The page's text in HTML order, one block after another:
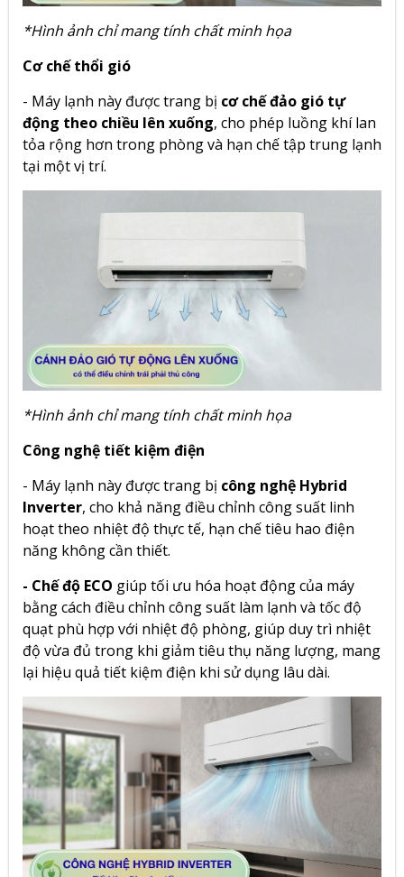
*Hình ảnh chỉ mang tính chất minh họa
Cơ chế thổi gió
- Máy lạnh này được trang bị cơ chế đảo gió tự
động theo chiều lên xuống, cho phép luồng khí lan
tỏa rộng hơn trong phòng và hạn chế tập trung lạnh
tại một vị trí.
*Hình ảnh chỉ mang tính chất minh họa
Công nghệ tiết kiệm điện
- Máy lạnh này được trang bị công nghệ Hybrid
Inverter, cho khả năng điều chỉnh công suất linh
hoạt theo nhiệt độ thực tế, hạn chế tiêu hao điện
năng không cần thiết.
- Chế độ ECO giúp tối ưu hóa hoạt động của máy
bằng cách điều chỉnh công suất làm lạnh và tốc độ
quạt phù hợp với nhiệt độ phòng, giúp duy trì nhiệt
độ vừa đủ trong khi giảm tiêu thụ năng lượng, mang
lại hiệu quả tiết kiệm điện khi sử dụng lâu dài.